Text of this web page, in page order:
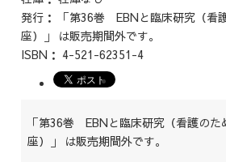
発行：
「第36巻 EBNと臨床研究（看
座）」 は販売期間外です。
ISBN： 4-521-62351-4
「第36巻 EBNと臨床研究（看護のた
座）」 は販売期間外です。